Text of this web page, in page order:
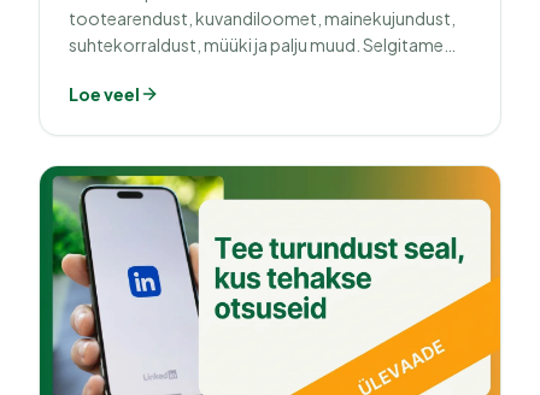
tootearendust, kuvandiloomet, mainekujundust,
suhtekorraldust, müüki ja palju muud. Selgitame
see erineb müügist ning mida tähendab toimiv
Loe veel